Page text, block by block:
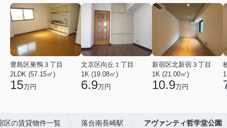
豊島区巣鴨３丁目
2LDK (57.15㎡)
15万円
文京区向丘１丁目
1K (19.08㎡)
6.9万円
新宿区北新宿３丁目
1K (21.00㎡)
10.9万円
区の賃貸物件一覧 落合南長崎駅 アヴァンティ哲学堂公園